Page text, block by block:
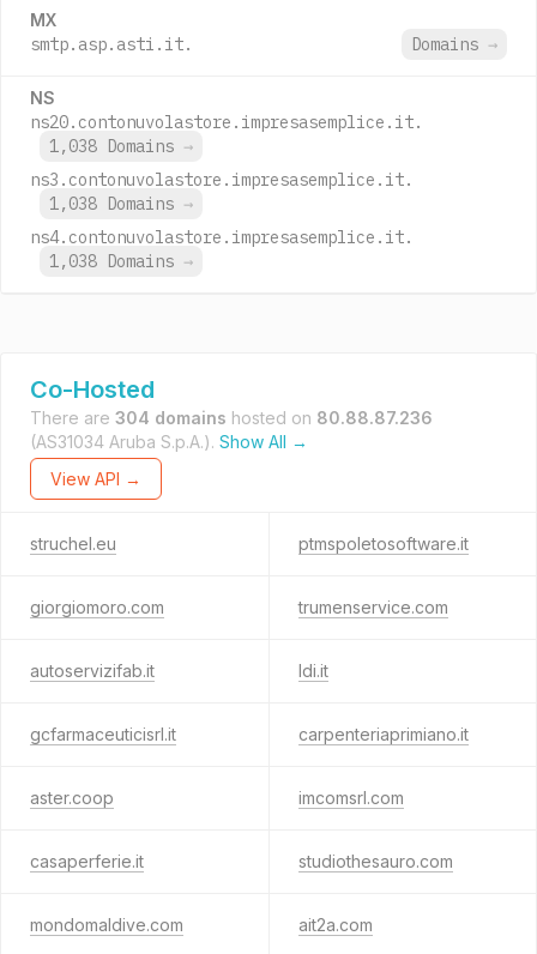
MX
smtp.asp.asti.it. Domains →
NS
ns20.contonuvolastore.impresasemplice.it.
1,038 Domains →
ns3.contonuvolastore.impresasemplice.it.
1,038 Domains →
ns4.contonuvolastore.impresasemplice.it.
1,038 Domains →
Co-Hosted
There are 304 domains hosted on 80.88.87.236
(AS31034 Aruba S.p.A.). Show All →
View API →
struchel.eu ptmspoletosoftware.it
giorgiomoro.com trumenservice.com
autoservizifab.it ldi.it
gcfarmaceuticisrl.it carpenteriaprimiano.it
aster.coop imcomsrl.com
casaperferie.it studiothesauro.com
mondomaldive.com ait2a.com